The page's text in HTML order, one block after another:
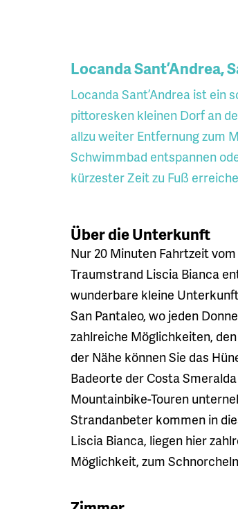
Locanda Sant’Andrea,
Locanda Sant’Andrea ist ein
pittoresken kleinen Dorf an
allzu weiter Entfernung zum
Schwimmbad entspannen
kürzester Zeit zu Fuß
Über die Unterkunft
Nur 20 Minuten Fahrtzeit
Traumstrand Liscia Bianca
wunderbare kleine
San Pantaleo, wo jeden
zahlreiche Möglichkeiten,
der Nähe können Sie das
Badeorte der Costa
Mountainbike-Touren
Strandanbeter kommen in
Liscia Bianca, liegen hier
Möglichkeit, zum